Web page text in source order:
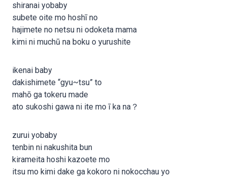
shiranai yobaby
subete oite mo hoshī no
hajimete no netsu ni odoketa mama
kimi ni muchū na boku o yurushite
ikenai baby
dakishimete “gyu~tsu” to
mahō ga tokeru made
ato sukoshi gawa ni ite mo ī ka na？
zurui yobaby
tenbin ni nakushita bun
kirameita hoshi kazoete mo
itsu mo kimi dake ga kokoro ni nokocchau yo